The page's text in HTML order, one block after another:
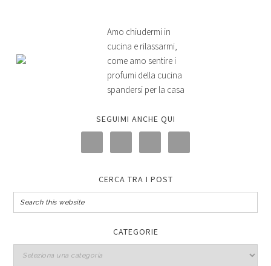
Amo chiudermi in
cucina e rilassarmi,
come amo sentire i
profumi della cucina
spandersi per la casa
SEGUIMI ANCHE QUI
CERCA TRA I POST
CATEGORIE
Categorie